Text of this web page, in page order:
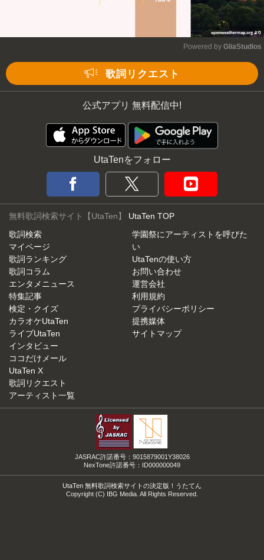
Powered by GliaStudios
歌詞リクエスト
公式アプリ 無料配信中!
UtaTenをフォロー
無料歌詞検索サイト【UtaTen】 UtaTen TOP
歌詞検索
マイページ
歌詞ランキング
歌詞コラム
エンタメニュース
特集記事
検定・クイズ
カラオケUtaTen
ライブUtaTen
インタビュー
ココだけメール
UtaTen X
歌詞リクエスト
アーティスト一覧
学園祭にアーティストを呼びた
い
UtaTenの使い方
お問い合わせ
運営会社
利用規約
プライバシーポリシー
提携媒体
サイトマップ
JASRAC許諾番号：9015879001Y38026
NexTone許諾番号：ID000000049
UtaTen 無料歌詞検索サイトの決定版！うたてん
Copyright (C) IBG Media. All Rights Reserved.